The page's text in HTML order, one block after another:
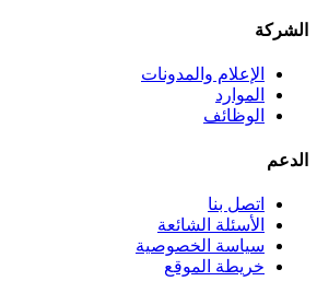
الشركة
الإعلام والمدونات
الموارد
الوظائف
الدعم
اتصل بنا
الأسئلة الشائعة
سياسة الخصوصية
خريطة الموقع